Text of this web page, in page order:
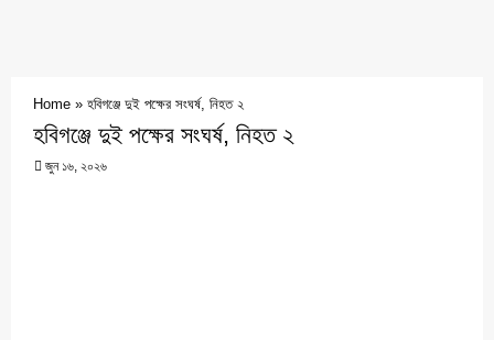
Home » হবিগঞ্জে দুই পক্ষের সংঘর্ষ, নিহত ২
হবিগঞ্জে দুই পক্ষের সংঘর্ষ, নিহত ২
জুন ১৬, ২০২৬